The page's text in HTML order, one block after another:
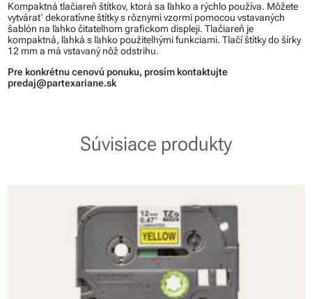
Kompaktná tlačiareň štítkov, ktorá sa ľahko a rýchlo používa. Môžete
vytvárať dekoratívne štítky s rôznymi vzormi pomocou vstavaných
šablón na ľahko čitateľnom grafickom displeji. Tlačiareň je
kompaktná, ľahká s ľahko použiteľnými funkciami. Tlačí štítky do šírky
12 mm a má vstavaný nôž odstrihu.
Pre konkrétnu cenovú ponuku, prosím kontaktujte
predaj@partexariane.sk
Súvisiace produkty